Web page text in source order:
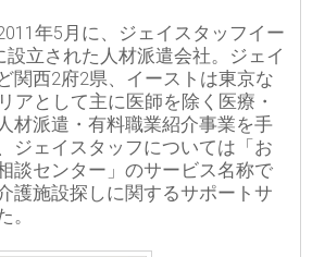
年5月に、ジェイスタッフイー
設立された人材派遣会社。ジェイ
関西2府2県、イーストは東京な
アとして主に医師を除く医療・
材派遣・有料職業紹介事業を手
ジェイスタッフについては「お
談センター」のサービス名称で
護施設探しに関するサポートサ
。